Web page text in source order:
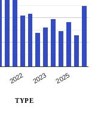
2022 2023 2025
TYPE